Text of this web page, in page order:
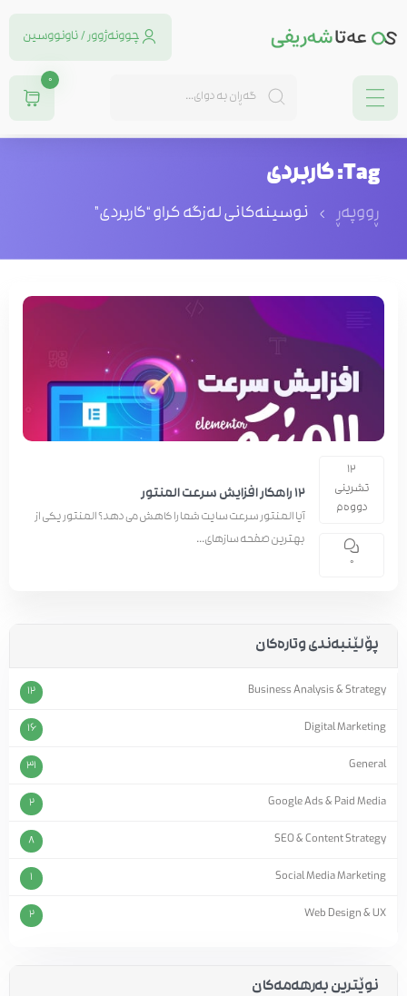
چوونەژوور / ناونووسین
0
Tag: کاربردی
ڕووپەڕ نوسینه‌كانی له‌زگه‌ كراو “کاربردی”
12
تشرینی
دووەم
0
12 راهکار افزایش سرعت المنتور
آیا المنتور سرعت سایت شما را کاهش می دهد؟ المنتور یکی از
بهترین صفحه سازهای...
پۆلێنبەندی وتارەکان
Business Analysis & Strategy
12
Digital Marketing
16
General
31
Google Ads & Paid Media
2
SEO & Content Strategy
8
Social Media Marketing
1
Web Design & UX
2
نوێترین بەرهەمەکان